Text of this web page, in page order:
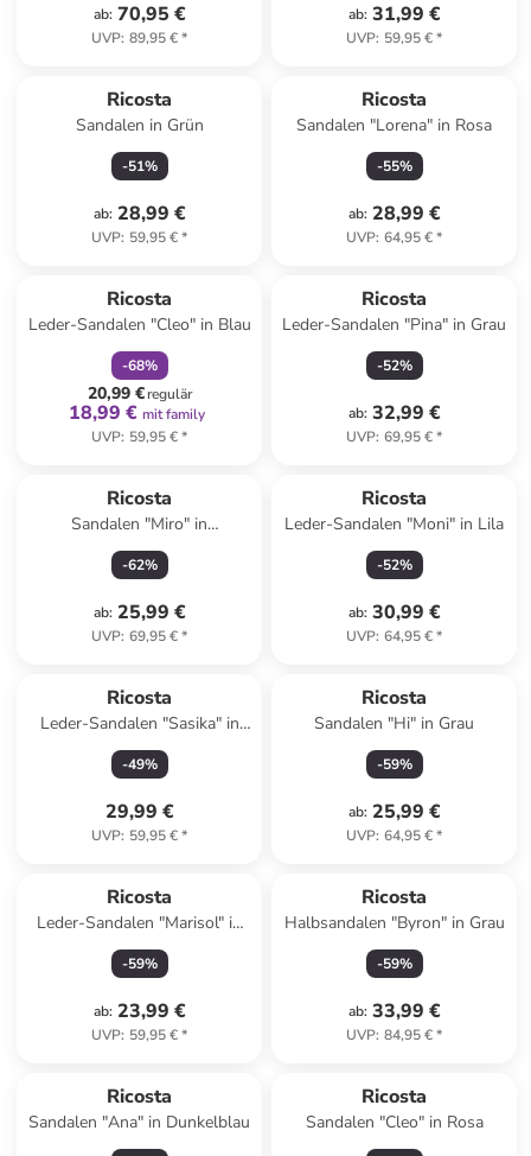
ab: 70,95 €
UVP: 89,95 €*
ab: 31,99 €
UVP: 59,95 €*
Ricosta
Sandalen in Grün
-51%
ab: 28,99 €
UVP: 59,95 €*
Ricosta
Sandalen "Lorena" in Rosa
-55%
ab: 28,99 €
UVP: 64,95 €*
Ricosta
Leder-Sandalen "Cleo" in Blau
-68%
20,99 €regulär
18,99 € mit family
UVP: 59,95 €*
Ricosta
Leder-Sandalen "Pina" in Grau
-52%
ab: 32,99 €
UVP: 69,95 €*
Ricosta
Sandalen "Miro" in
Dunkelblau/ Grün
-62%
ab: 25,99 €
UVP: 69,95 €*
Ricosta
Leder-Sandalen "Moni" in Lila
-52%
ab: 30,99 €
UVP: 64,95 €*
Ricosta
Leder-Sandalen "Sasika" in
Lila
-49%
29,99 €
UVP: 59,95 €*
Ricosta
Sandalen "Hi" in Grau
-59%
ab: 25,99 €
UVP: 64,95 €*
Ricosta
Leder-Sandalen "Marisol" in
Rosa
-59%
ab: 23,99 €
UVP: 59,95 €*
Ricosta
Halbsandalen "Byron" in Grau
-59%
ab: 33,99 €
UVP: 84,95 €*
Ricosta
Sandalen "Ana" in Dunkelblau
Ricosta
Sandalen "Cleo" in Rosa